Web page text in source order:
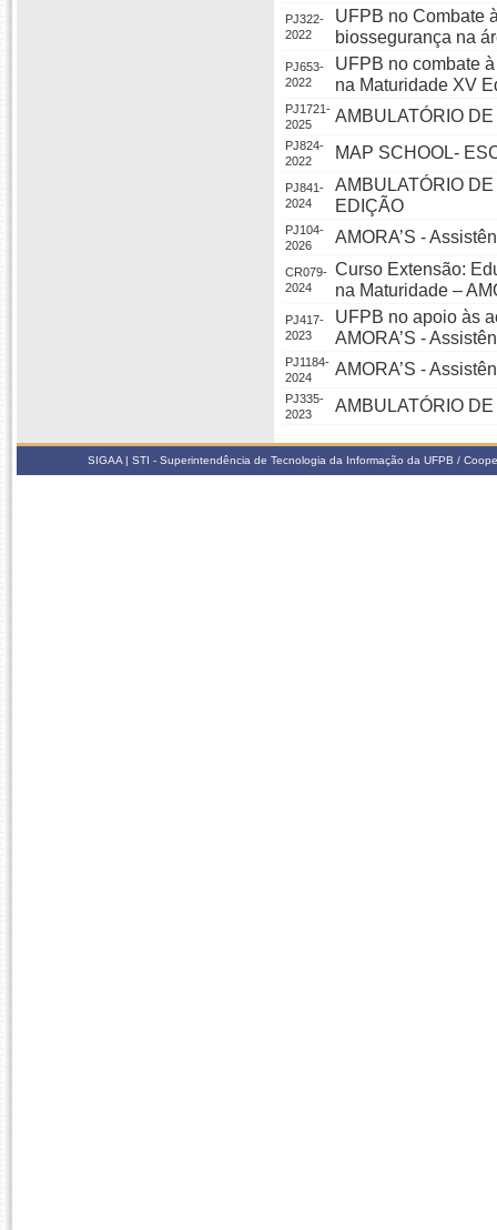
PJ322-
2022
UFPB no Combate
biossegurança na
PJ653-
2022
UFPB no combate
na Maturidade XV
PJ1721-
2025
AMBULATÓRIO
PJ824-
2022
MAP SCHOOL-
PJ841-
2024
AMBULATÓRIO
EDIÇÃO
PJ104-
2026
AMORA’S -
CR079-
2024
Curso Extensão:
na Maturidade –
PJ417-
2023
UFPB no apoio às
AMORA’S -
PJ1184-
2024
AMORA’S -
PJ335-
2023
AMBULATÓRIO
SIGAA | STI - Superintendência de Tecnologia da Informação da UFPB /